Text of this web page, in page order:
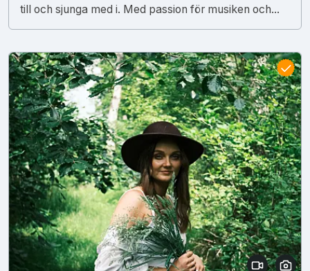
till och sjunga med i. Med passion för musiken och...